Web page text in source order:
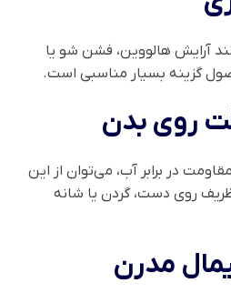
آرایش هالووین، فشن شو یا
گزینه بسیار مناسبی است.
در برابر آب، می‌توان از این
روی دست، گردن یا شانه